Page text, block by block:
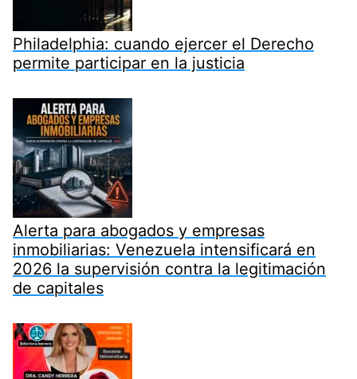
Philadelphia: cuando ejercer el Derecho
permite participar en la justicia
Alerta para abogados y empresas
inmobiliarias: Venezuela intensificará en
2026 la supervisión contra la legitimación
de capitales